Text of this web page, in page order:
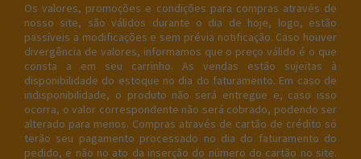
Os valores, promoções e condições para compras através de
nosso site, são válidos durante o dia de hoje, logo, estão
passíveis a modificações e sem prévia notificação. Caso houver
divergência de valores, informamos que o preço válido é o que
consta a em seu carrinho. As vendas estão sujeitas à
disponibilidade do estoque no dia do faturamento. Em caso de
indisponibilidade, o produto não será entregue e, caso isso
ocorra, o valor correspondente não será cobrado, podendo ser
alterado para menos. Compras através de cartão de crédito só
terão seu pagamento processado no dia do faturamento do
pedido, e não no ato da inserção do número do cartão no site.